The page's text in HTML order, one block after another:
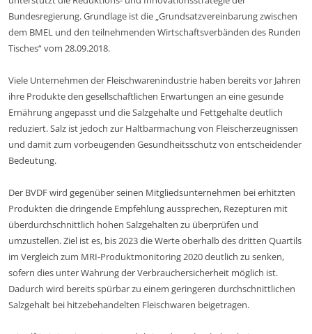
Bundesregierung. Grundlage ist die „Grundsatzvereinbarung zwischen
dem BMEL und den teilnehmenden Wirtschaftsverbänden des Runden
Tisches“ vom 28.09.2018.
Viele Unternehmen der Fleischwarenindustrie haben bereits vor Jahren
ihre Produkte den gesellschaftlichen Erwartungen an eine gesunde
Ernährung angepasst und die Salzgehalte und Fettgehalte deutlich
reduziert. Salz ist jedoch zur Haltbarmachung von Fleischerzeugnissen
und damit zum vorbeugenden Gesundheitsschutz von entscheidender
Bedeutung.
Der BVDF wird gegenüber seinen Mitgliedsunternehmen bei erhitzten
Produkten die dringende Empfehlung aussprechen, Rezepturen mit
überdurchschnittlich hohen Salzgehalten zu überprüfen und
umzustellen. Ziel ist es, bis 2023 die Werte oberhalb des dritten Quartils
im Vergleich zum MRI-Produktmonitoring 2020 deutlich zu senken,
sofern dies unter Wahrung der Verbrauchersicherheit möglich ist.
Dadurch wird bereits spürbar zu einem geringeren durchschnittlichen
Salzgehalt bei hitzebehandelten Fleischwaren beigetragen.